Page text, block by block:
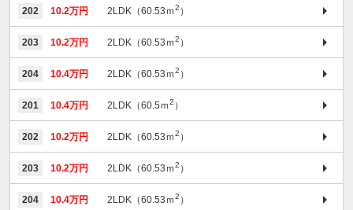
202 10.2万円 2LDK（60.53ｍ2 ）
203 10.2万円 2LDK（60.53ｍ2 ）
204 10.4万円 2LDK（60.53ｍ2 ）
201 10.4万円 2LDK（60.5ｍ2 ）
202 10.2万円 2LDK（60.53ｍ2 ）
203 10.2万円 2LDK（60.53ｍ2 ）
204 10.4万円 2LDK（60.53ｍ2 ）